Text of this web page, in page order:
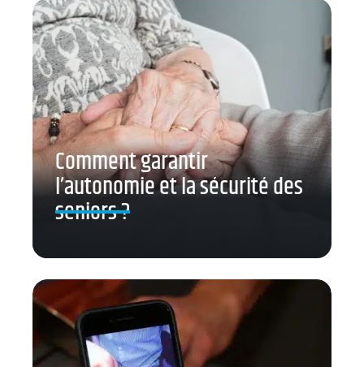
Comment garantir
l’autonomie et la sécurité des
seniors ?